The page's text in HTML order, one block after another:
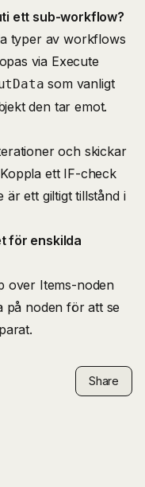
ett sub-workflow?
typer av workflows
via Execute
som vanligt
den tar emot.
och skickar
ett IF-check
ett giltigt tillstånd i
för enskilda
over Items-noden
på noden för att se
Share